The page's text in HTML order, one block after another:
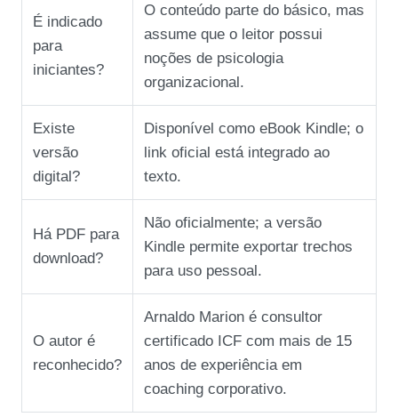
É indicado
para
iniciantes?
O conteúdo parte do básico, mas
assume que o leitor possui
noções de psicologia
organizacional.
Existe
versão
digital?
Disponível como eBook Kindle; o
link oficial está integrado ao
texto.
Há PDF para
download?
Não oficialmente; a versão
Kindle permite exportar trechos
para uso pessoal.
O autor é
reconhecido?
Arnaldo Marion é consultor
certificado ICF com mais de 15
anos de experiência em
coaching corporativo.